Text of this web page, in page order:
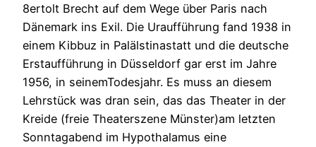
8ertolt Brecht auf dem Wege über Paris nach
Dänemark ins Exil. Die Uraufführung fand 1938 in
einem Kibbuz in Palälstinastatt und die deutsche
Erstaufführung in Düsseldorf gar erst im Jahre
1956, in seinemTodesjahr. Es muss an diesem
Lehrstück was dran sein, das das Theater in der
Kreide (freie Theaterszene Münster)am letzten
Sonntagabend im Hypothalamus eine